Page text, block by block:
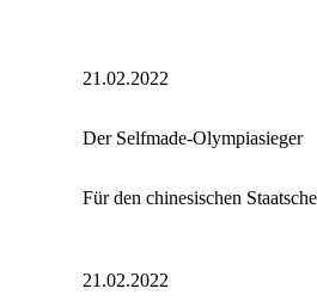
21.02.2022
Der Selfmade-Olympiasieger
Für den chinesischen
21.02.2022